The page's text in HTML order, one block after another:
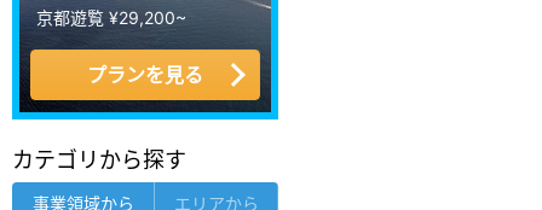
京都遊覧 ¥29,200~
プランを見る
カテゴリから探す
事業領域から エリアから